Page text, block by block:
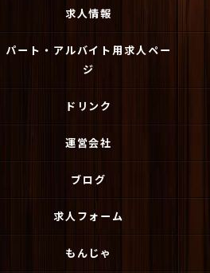
求人情報
パート・アルバイト用求人ペー
ジ
ドリンク
運営会社
ブログ
求人フォーム
もんじゃ